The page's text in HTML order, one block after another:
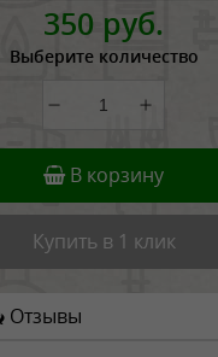
350 руб.
Выберите количество
В корзину
Купить в 1 клик
Отзывы